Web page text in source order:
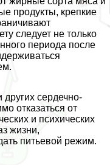
продукты, крепкие
следует не только
периода после
сердечно-
отказаться от
и психических
жизни,
питьевой режим.